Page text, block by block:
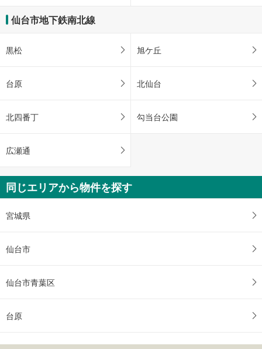
仙台市地下鉄南北線
黒松 旭ケ丘
台原 北仙台
北四番丁 勾当台公園
広瀬通
同じエリアから物件を探す
宮城県
仙台市
仙台市青葉区
台原